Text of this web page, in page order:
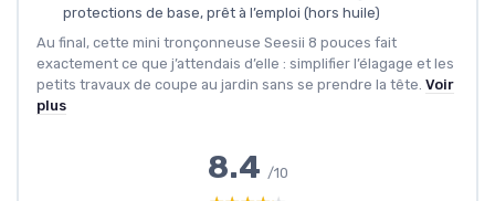
protections de base, prêt à l’emploi (hors huile)
Au final, cette mini tronçonneuse Seesii 8 pouces fait
exactement ce que j’attendais d’elle : simplifier l’élagage et les
petits travaux de coupe au jardin sans se prendre la tête. Voir
plus
8.4 /10